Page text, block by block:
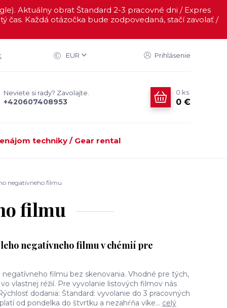
Aktuálny obrat Štandard 2-3 pracovné dni / Expres
Každá otázočka bude zodpovedaná, stačí zavolať /
EUR Prihlásenie
Neviete si rady? Zavolajte.
+420607408953
0 ks
0 €
techniky / Gear rental
negatívneho filmu
filmu
negatívneho filmu v chémií pre
negatívneho filmu bez skenovania. Vhodné pre tých,
vlastnej réžií. Pre vyvolanie listových filmov nás
dodania: Štandard: vyvolanie do 3 pracovných
od pondelka do štvrtku a nezahŕňa víke... celý